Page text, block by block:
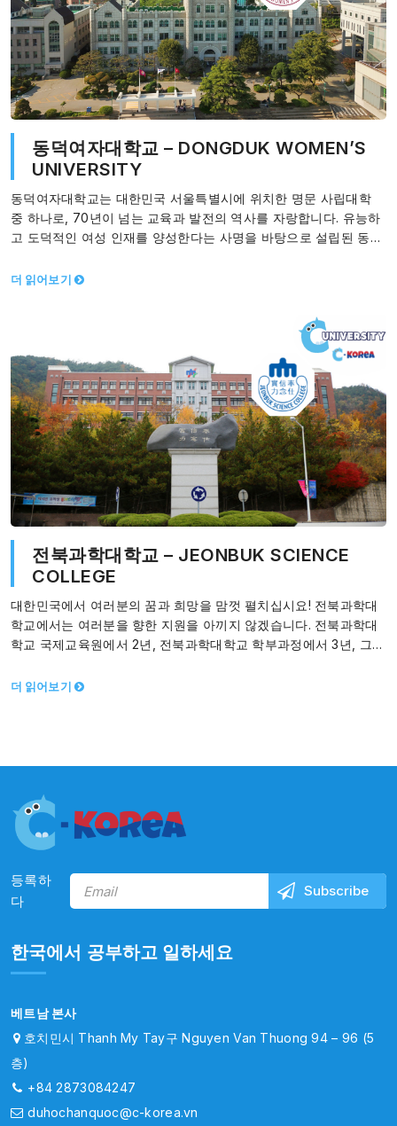
동덕여자대학교 – DONGDUK WOMEN’S
UNIVERSITY
동덕여자대학교는 대한민국 서울특별시에 위치한 명문 사립대학
중 하나로, 70년이 넘는 교육과 발전의 역사를 자랑합니다. 유능하
고 도덕적인 여성 인재를 양성한다는 사명을 바탕으로 설립된 동덕
더 읽어보기
전북과학대학교 – JEONBUK SCIENCE
COLLEGE
대한민국에서 여러분의 꿈과 희망을 맘껏 펼치십시요! 전북과학대
학교에서는 여러분을 향한 지원을 아끼지 않겠습니다. 전북과학대
학교 국제교육원에서 2년, 전북과학대학교 학부과정에서 3년, 그리
더 읽어보기
등록하
다
한국에서 공부하고 일하세요
베트남 본사
호치민시 Thanh My Tay구 Nguyen Van Thuong 94 – 96 (5
층)
+84 2873084247
duhochanquoc@c-korea.vn